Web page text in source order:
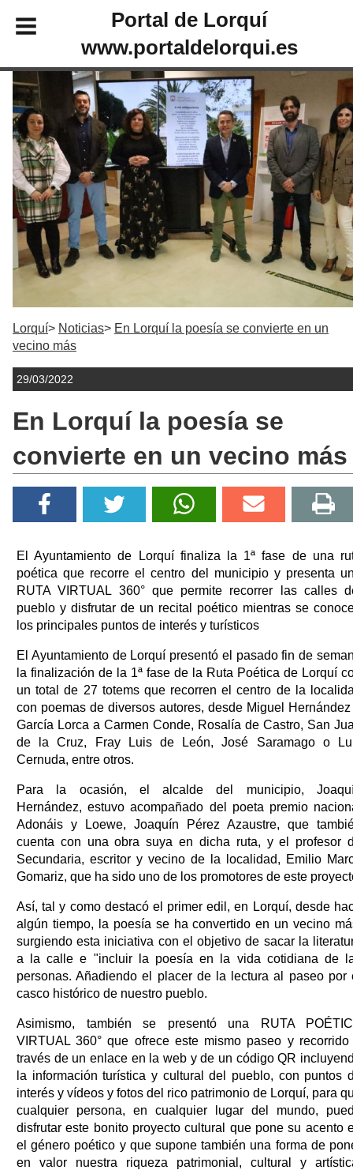
Portal de Lorquí
www.portaldelorqui.es
Lorquí Noticias
En Lorquí la poesía se convierte en un
vecino más
29/03/2022
En Lorquí la poesía se
convierte en un vecino más
El Ayuntamiento de Lorquí finaliza la 1ª fase de una
poética que recorre el centro del municipio y presenta
RUTA VIRTUAL 360° que permite recorrer las calles
pueblo y disfrutar de un recital poético mientras se
los principales puntos de interés y turísticos
El Ayuntamiento de Lorquí presentó el pasado fin de
la finalización de la 1ª fase de la Ruta Poética de Lorquí
un total de 27 totems que recorren el centro de la
con poemas de diversos autores, desde Miguel
García Lorca a Carmen Conde, Rosalía de Castro, San
de la Cruz, Fray Luis de León, José Saramago o
Cernuda, entre otros.
Para la ocasión, el alcalde del municipio,
Hernández, estuvo acompañado del poeta premio
Adonáis y Loewe, Joaquín Pérez Azaustre, que
cuenta con una obra suya en dicha ruta, y el profesor
Secundaria, escritor y vecino de la localidad, Emilio
Gomariz, que ha sido uno de los promotores de este
Así, tal y como destacó el primer edil, en Lorquí, desde
algún tiempo, la poesía se ha convertido en un vecino
surgiendo esta iniciativa con el objetivo de sacar la
a la calle e "incluir la poesía en la vida cotidiana de
personas. Añadiendo el placer de la lectura al paseo por
casco histórico de nuestro pueblo.
Asimismo, también se presentó una RUTA
VIRTUAL 360° que ofrece este mismo paseo y recorrido
través de un enlace en la web y de un código QR
la información turística y cultural del pueblo, con puntos
interés y vídeos y fotos del rico patrimonio de Lorquí, para
cualquier persona, en cualquier lugar del mundo,
disfrutar este bonito proyecto cultural que pone su acento
el género poético y que supone también una forma de
en valor nuestra riqueza patrimonial, cultural y